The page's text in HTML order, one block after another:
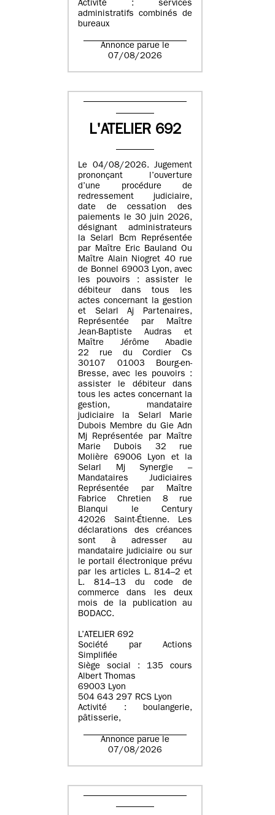
Activité : services
administratifs combinés de
bureaux
Annonce parue le
07/08/2026
L'ATELIER 692
Le 04/08/2026. Jugement
prononçant l’ouverture
d’une procédure de
redressement judiciaire,
date de cessation des
paiements le 30 juin 2026,
désignant administrateurs
la Selarl Bcm Représentée
par Maître Eric Bauland Ou
Maître Alain Niogret 40 rue
de Bonnel 69003 Lyon, avec
les pouvoirs : assister le
débiteur dans tous les
actes concernant la gestion
et Selarl Aj Partenaires,
Représentée par Maître
Jean-Baptiste Audras et
Maître Jérôme Abadie
22 rue du Cordier Cs
30107 01003 Bourg-en-
Bresse, avec les pouvoirs :
assister le débiteur dans
tous les actes concernant la
gestion, mandataire
judiciaire la Selarl Marie
Dubois Membre du Gie Adn
Mj Représentée par Maître
Marie Dubois 32 rue
Molière 69006 Lyon et la
Selarl Mj Synergie –
Mandataires Judiciaires
Représentée par Maître
Fabrice Chretien 8 rue
Blanqui le Century
42026 Saint-Étienne. Les
déclarations des créances
sont à adresser au
mandataire judiciaire ou sur
le portail électronique prévu
par les articles L. 814–2 et
L. 814–13 du code de
commerce dans les deux
mois de la publication au
BODACC.
L’ATELIER 692
Société par Actions
Simplifiée
Siège social : 135 cours
Albert Thomas
69003 Lyon
504 643 297 RCS Lyon
Activité : boulangerie,
pâtisserie,
Annonce parue le
07/08/2026